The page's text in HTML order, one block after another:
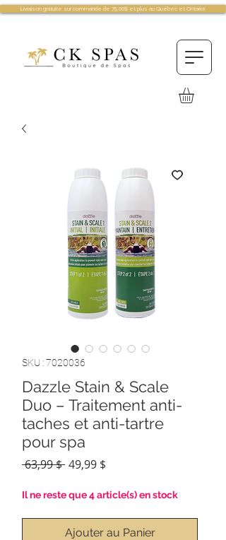
Livraison gratuite sur commande de 75.00$ et plus au Québec et Ontario!
SKU : 7020036
Dazzle Stain & Scale
Duo – Traitement anti-
taches et anti-tartre
pour spa
63,99 $ Prix
49,99 $
Il ne reste que 4 article(s) en stock
Ajouter au Panier